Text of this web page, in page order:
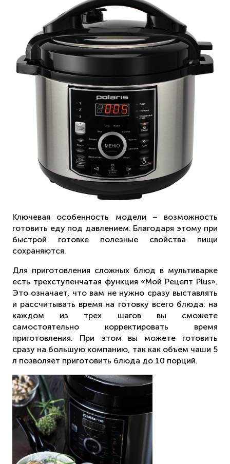
Ключевая особенность модели – возможность
готовить еду под давлением. Благодаря этому при
быстрой готовке полезные свойства пищи
сохраняются.
Для приготовления сложных блюд в мультиварке
есть трехступенчатая функция «Мой Рецепт Plus».
Это означает, что вам не нужно сразу выставлять
и рассчитывать время на готовку всего блюда: на
каждом из трех шагов вы сможете
самостоятельно корректировать время
приготовления. При этом вы можете готовить
сразу на большую компанию, так как объем чаши 5
л позволяет приготовить блюда до 10 порций.